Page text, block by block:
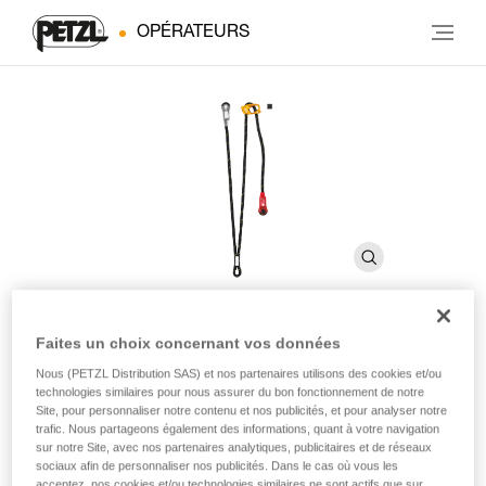
OPÉRATEURS
PROGRESS ADJUST-Y
Longe de progression réglable double pour l'équipement
et l'ouverture des voies
Faites un choix concernant vos données
Nous (PETZL Distribution SAS) et nos partenaires utilisons des cookies et/ou
technologies similaires pour nous assurer du bon fonctionnement de notre
Site, pour personnaliser notre contenu et nos publicités, et pour analyser notre
trafic. Nous partageons également des informations, quant à votre navigation
sur notre Site, avec nos partenaires analytiques, publicitaires et de réseaux
sociaux afin de personnaliser nos publicités. Dans le cas où vous les